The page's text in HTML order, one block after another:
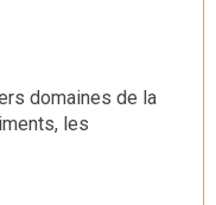
domaines de la
les